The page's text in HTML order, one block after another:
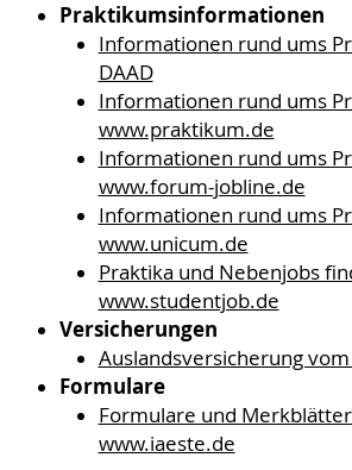
Praktikumsinformationen
Informationen rund ums
DAAD
Informationen rund ums
www.praktikum.de
Informationen rund ums
www.forum-jobline.de
Informationen rund ums
www.unicum.de
Praktika und Nebenjobs
www.studentjob.de
Versicherungen
Auslandsversicherung vom
Formulare
Formulare und
www.iaeste.de